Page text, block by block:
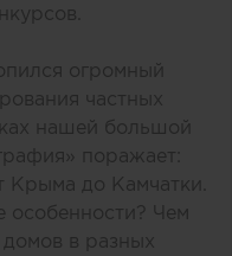
огромный
частных
нашей большой
поражает:
Крыма до Камчатки.
особенности? Чем
в разных